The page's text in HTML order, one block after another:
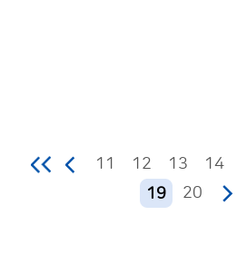
11 12 13 14
19
20